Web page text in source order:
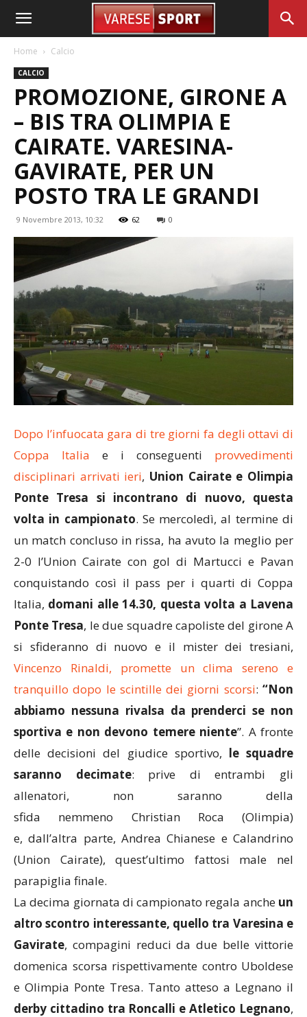
Home Calcio
CALCIO
PROMOZIONE, GIRONE A
– BIS TRA OLIMPIA E
CAIRATE. VARESINA-
GAVIRATE, PER UN
POSTO TRA LE GRANDI
9 Novembre 2013, 10:32 62 0
Dopo l’infuocata gara di tre giorni fa degli ottavi di
Coppa Italia e i conseguenti provvedimenti
disciplinari arrivati ieri, Union Cairate e Olimpia
Ponte Tresa si incontrano di nuovo, questa
volta in campionato. Se mercoledì, al termine di
un match concluso in rissa, ha avuto la meglio per
2-0 l’Union Cairate con gol di Martucci e Pavan
conquistando così il pass per i quarti di Coppa
Italia, domani alle 14.30, questa volta a Lavena
Ponte Tresa, le due squadre capoliste del girone A
si sfideranno di nuovo e il mister dei tresiani,
Vincenzo Rinaldi, promette un clima sereno e
tranquillo dopo le scintille dei giorni scorsi:“Non
abbiamo nessuna rivalsa da prenderci se non
sportiva e non devono temere niente”. A fronte
delle decisioni del giudice sportivo, le squadre
saranno decimate: prive di entrambi gli
allenatori, non saranno della
sfida nemmeno Christian Roca (Olimpia)
e, dall’altra parte, Andrea Chianese e Calandrino
(Union Cairate), quest’ultimo fattosi male nel
parapiglia finale.
La decima giornata di campionato regala anche un
altro scontro interessante, quello tra Varesina e
Gavirate, compagini reduci da due belle vittorie
domenica scorsa rispettivamente contro Uboldese
e Olimpia Ponte Tresa. Tanto atteso a Legnano il
derby cittadino tra Roncalli e Atletico Legnano,